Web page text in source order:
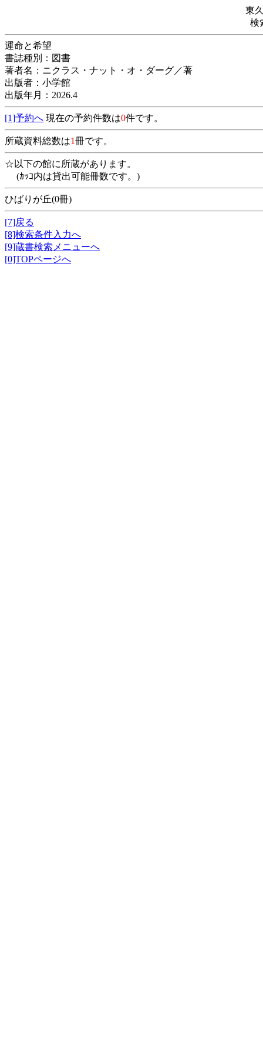
東
検
運命と希望
書誌種別：図書
著者名：ニクラス・ナット・オ・ダーグ／著
出版者：小学館
出版年月：2026.4
[1]予約へ 現在の予約件数は0件です。
所蔵資料総数は1冊です。
☆以下の館に所蔵があります。
(ｶｯｺ内は貸出可能冊数です。)
ひばりが丘(0冊)
[7]戻る
[8]検索条件入力へ
[9]蔵書検索メニューへ
[0]TOPページへ